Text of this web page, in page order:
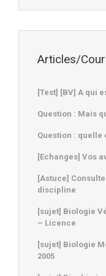
Articles/
[Test] [BV] A qui
Question : Mais
Question : quelle
[Echanges] Vos
[Astuce]
discipline
[sujet] Biologie
– Licence
[sujet] Biologie
2005